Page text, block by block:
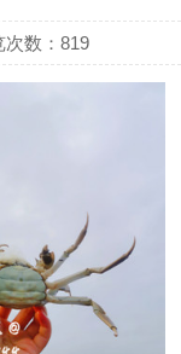
次数：819